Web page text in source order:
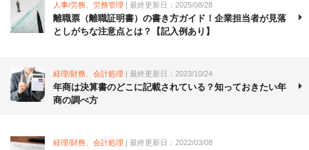
人事/労務、労務管理 | 最終更新日：2025/08/28
離職票（離職証明書）の書き方ガイド！企業担当者が見落
としがちな注意点とは？【記入例あり】
経理/財務、会計処理 | 最終更新日：2023/10/24
年商は決算書のどこに記載されている？知っておきたい年
商の調べ方
経理/財務、会計処理 | 最終更新日：2022/03/08